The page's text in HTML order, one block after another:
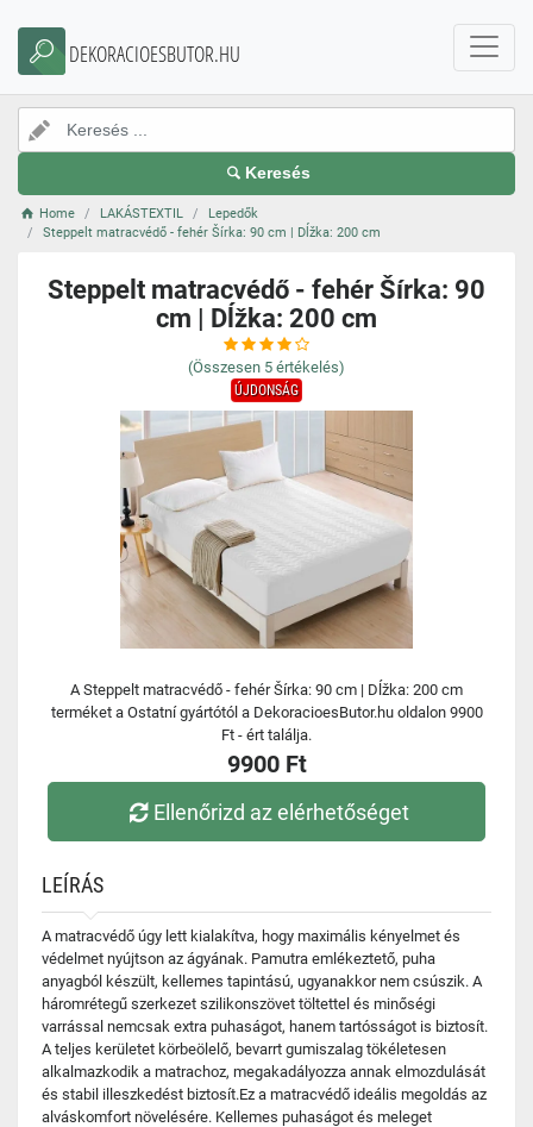
DEKORACIOESBUTOR.HU
Keresés
Home LAKÁSTEXTIL
Lepedők
Steppelt matracvédő - fehér Šírka: 90 cm | Dĺžka: 200 cm
Steppelt matracvédő - fehér Šírka: 90
cm | Dĺžka: 200 cm
(Összesen 5 értékelés)
ÚJDONSÁG
A Steppelt matracvédő - fehér Šírka: 90 cm | Dĺžka: 200 cm
terméket a Ostatní gyártótól a DekoracioesButor.hu oldalon 9900
Ft - ért találja.
9900 Ft
Ellenőrizd az elérhetőséget
LEÍRÁS
A matracvédő úgy lett kialakítva, hogy maximális kényelmet és
védelmet nyújtson az ágyának. Pamutra emlékeztető, puha
anyagból készült, kellemes tapintású, ugyanakkor nem csúszik. A
háromrétegű szerkezet szilikonszövet töltettel és minőségi
varrással nemcsak extra puhaságot, hanem tartósságot is biztosít.
A teljes kerületet körbeölelő, bevarrt gumiszalag tökéletesen
alkalmazkodik a matrachoz, megakadályozza annak elmozdulását
és stabil illeszkedést biztosít.Ez a matracvédő ideális megoldás az
alváskomfort növelésére. Kellemes puhaságot és meleget